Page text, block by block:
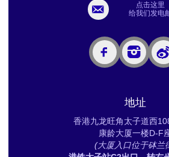
点击这里
给我们发电
地址
香港九龙旺角太子道西
康龄大厦一楼D-F
(大厦入口位于砵兰